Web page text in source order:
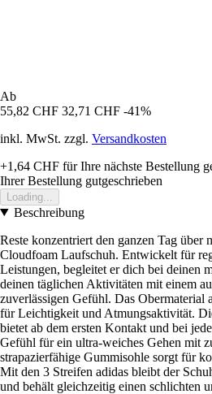
Ab
55,82 CHF 32,71 CHF -41%
inkl. MwSt. zzgl. Versandkosten
+1,64 CHF für Ihre nächste Bestellung
Ihrer Bestellung gutgeschrieben
Loading...
Beschreibung
Reste konzentriert den ganzen Tag über
Cloudfoam Laufschuh. Entwickelt für
Leistungen, begleitet er dich bei deinen
deinen täglichen Aktivitäten mit einem
zuverlässigen Gefühl. Das Obermaterial
für Leichtigkeit und Atmungsaktivität.
bietet ab dem ersten Kontakt und bei
Gefühl für ein ultra-weiches Gehen mit
strapazierfähige Gummisohle sorgt für
Mit den 3 Streifen adidas bleibt der
und behält gleichzeitig einen schlichten